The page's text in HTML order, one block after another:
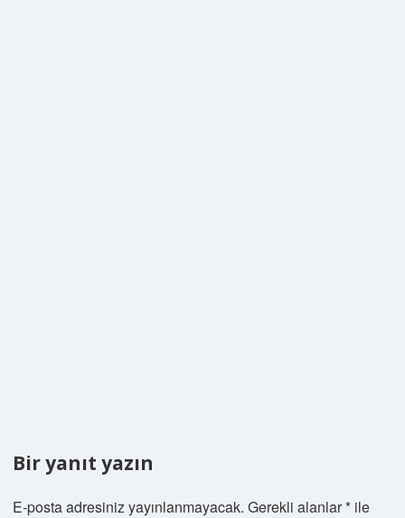
Bir yanıt yazın
E-posta adresiniz yayınlanmayacak. Gerekli alanlar* ile